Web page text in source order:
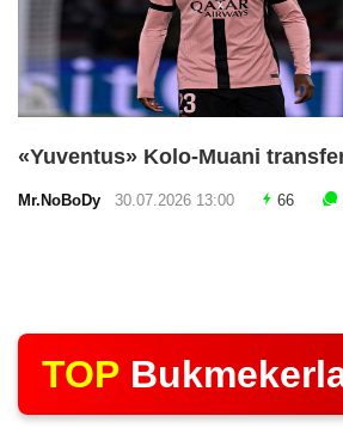
«Yuventus» Kolo-Muani
Mr.NoBoDy 30.07.2026 13:00 66
TOP